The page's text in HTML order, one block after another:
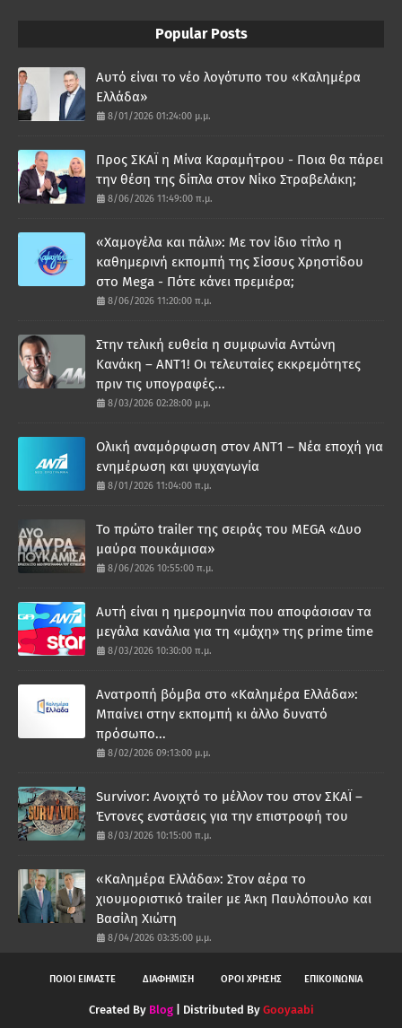
Popular Posts
Αυτό είναι το νέο λογότυπο του «Καλημέρα
Ελλάδα»
8/01/2026 01:24:00 μ.μ.
Προς ΣΚΑΪ η Μίνα Καραμήτρου - Ποια θα πάρει
την θέση της δίπλα στον Νίκο Στραβελάκη;
8/06/2026 11:49:00 π.μ.
«Χαμογέλα και πάλι»: Με τον ίδιο τίτλο η
καθημερινή εκπομπή της Σίσσυς Χρηστίδου
στο Mega - Πότε κάνει πρεμιέρα;
8/06/2026 11:20:00 π.μ.
Στην τελική ευθεία η συμφωνία Αντώνη
Κανάκη – ΑΝΤ1! Οι τελευταίες εκκρεμότητες
πριν τις υπογραφές...
8/03/2026 02:28:00 μ.μ.
Ολική αναμόρφωση στον ΑΝΤ1 – Νέα εποχή για
ενημέρωση και ψυχαγωγία
8/01/2026 11:04:00 π.μ.
Το πρώτο trailer της σειράς του MEGA «Δυο
μαύρα πουκάμισα»
8/06/2026 10:55:00 π.μ.
Αυτή είναι η ημερομηνία που αποφάσισαν τα
μεγάλα κανάλια για τη «μάχη» της prime time
8/03/2026 10:30:00 π.μ.
Ανατροπή βόμβα στο «Καλημέρα Ελλάδα»:
Μπαίνει στην εκπομπή κι άλλο δυνατό
πρόσωπο...
8/02/2026 09:13:00 μ.μ.
Survivor: Ανοιχτό το μέλλον του στον ΣΚΑΪ –
Έντονες ενστάσεις για την επιστροφή του
8/03/2026 10:15:00 π.μ.
«Καλημέρα Ελλάδα»: Στον αέρα το
χιουμοριστικό trailer με Άκη Παυλόπουλο και
Βασίλη Χιώτη
8/04/2026 03:35:00 μ.μ.
ΠΟΙΟΙ ΕΙΜΑΣΤΕ ΔΙΑΦΗΜΙΣΗ ΟΡΟΙ ΧΡΗΣΗΣ ΕΠΙΚΟΙΝΩΝΙΑ
Created By Blog| Distributed By Gooyaabi